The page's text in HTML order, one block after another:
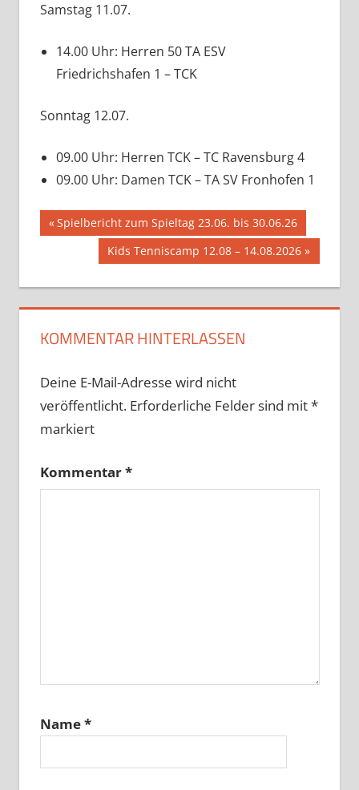
Samstag 11.07.
14.00 Uhr: Herren 50 TA ESV
Friedrichshafen 1 – TCK
Sonntag 12.07.
09.00 Uhr: Herren TCK – TC Ravensburg 4
09.00 Uhr: Damen TCK – TA SV Fronhofen 1
Beitragsnavigation
Vorheriger
Beitrag:
Spielbericht zum Spieltag 23.06. bis 30.06.26
Nächster
Kids Tenniscamp 12.08 – 14.08.2026
KOMMENTAR HINTERLASSEN
Deine E-Mail-Adresse wird nicht
veröffentlicht. Erforderliche Felder sind mit*
markiert
Kommentar*
Name*